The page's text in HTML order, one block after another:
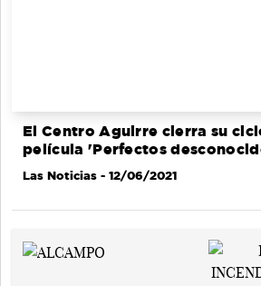
El Centro Aguirre cierra su
película 'Perfectos
Las Noticias - 12/06/2021